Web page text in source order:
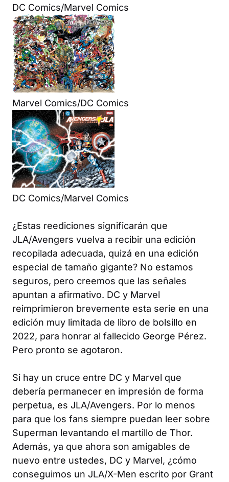
DC Comics/Marvel Comics
Marvel Comics/DC Comics
DC Comics/Marvel Comics
¿Estas reediciones significarán que
JLA/Avengers vuelva a recibir una edición
recopilada adecuada, quizá en una edición
especial de tamaño gigante? No estamos
seguros, pero creemos que las señales
apuntan a afirmativo. DC y Marvel
reimprimieron brevemente esta serie en una
edición muy limitada de libro de bolsillo en
2022, para honrar al fallecido George Pérez.
Pero pronto se agotaron.
Si hay un cruce entre DC y Marvel que
debería permanecer en impresión de forma
perpetua, es JLA/Avengers. Por lo menos
para que los fans siempre puedan leer sobre
Superman levantando el martillo de Thor.
Además, ya que ahora son amigables de
nuevo entre ustedes, DC y Marvel, ¿cómo
conseguimos un JLA/X-Men escrito por Grant